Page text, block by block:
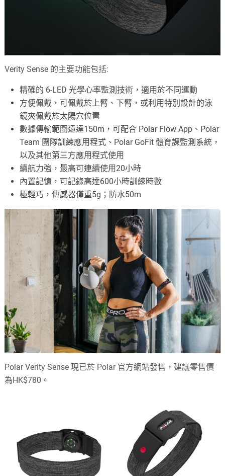
Verity Sense 的主要功能包括:
精確的 6-LED 光學心率監測技術，適用於不同運動
方便佩戴，可佩戴於上臂、下臂，或利用特別設計的泳
鏡夾佩戴於太陽穴位置
數據傳輸範圍遠達150m，可配合 Polar Flow App、Polar
Team 團隊訓練應用程式、Polar GoFit 體育課監測系統，
以及其他第三方應用程式使用
續航力強，最高可連續使用20小時
內置記憶，可記錄高達600小時訓練時數
極輕巧，傳感器僅重5g；防水50m
Polar Verity Sense 現已於 Polar 官方網站發售，建議零售價
為HK$780。